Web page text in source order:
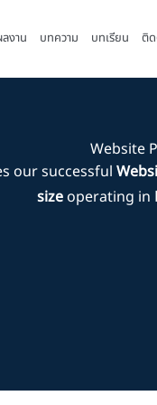
งาน บทความ บทเรียน ติด
Website
our successful
sizeoperating in